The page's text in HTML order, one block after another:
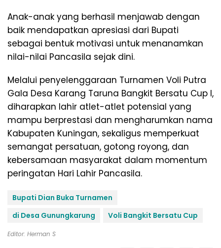
Anak-anak yang berhasil menjawab dengan
baik mendapatkan apresiasi dari Bupati
sebagai bentuk motivasi untuk menanamkan
nilai-nilai Pancasila sejak dini.
Melalui penyelenggaraan Turnamen Voli Putra
Gala Desa Karang Taruna Bangkit Bersatu Cup I,
diharapkan lahir atlet-atlet potensial yang
mampu berprestasi dan mengharumkan nama
Kabupaten Kuningan, sekaligus memperkuat
semangat persatuan, gotong royong, dan
kebersamaan masyarakat dalam momentum
peringatan Hari Lahir Pancasila.
Bupati Dian Buka Turnamen
di Desa Gunungkarung
Voli Bangkit Bersatu Cup
Editor: Herman S